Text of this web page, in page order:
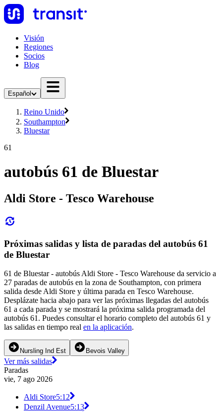
Visión
Regiones
Socios
Blog
Español
Reino Unido
Southampton
Bluestar
61
autobús 61 de Bluestar
Aldi Store - Tesco Warehouse
Próximas salidas y lista de paradas del autobús 61
de Bluestar
61 de Bluestar - autobús Aldi Store - Tesco Warehouse da servicio a
27 paradas de autobús en la zona de Southampton, con primera
salida desde Aldi Store y última parada en Tesco Warehouse.
Desplázate hacia abajo para ver las próximas llegadas del autobús
61 a cada parada y se mostrará la próxima salida programada del
autobús 61. Puedes consultar el horario completo del autobús 61 y
las salidas en tiempo real en la aplicación.
Nursling Ind Est Bevois Valley
Ver más salidas
Paradas
vie, 7 ago 2026
Aldi Store5:12
Denzil Avenue5:13